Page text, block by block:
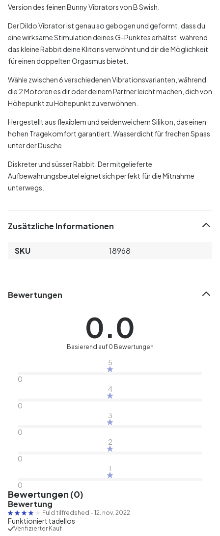
Version des feinen Bunny Vibrators von B Swish.
Der Dildo Vibrator ist genau so gebogen und geformt, dass du
eine wirksame Stimulation deines G-Punktes erhältst, während
das kleine Rabbit deine Klitoris verwöhnt und dir die Möglichkeit
für einen doppelten Orgasmus bietet.
Wähle zwischen 6 verschiedenen Vibrationsvarianten, während
die 2 Motoren es dir oder deinem Partner leicht machen, dich von
Höhepunkt zu Höhepunkt zu verwöhnen.
Hergestellt aus flexiblem und seidenweichem Silikon, das einen
hohen Tragekomfort garantiert. Wasserdicht für frechen Spass
unter der Dusche.
Diskreter und süsser Rabbit. Der mitgelieferte
Aufbewahrungsbeutel eignet sich perfekt für die Mitnahme
unterwegs.
Zusätzliche Informationen
SKU 18968
Bewertungen
0.0
Basierend auf 0 Bewertungen
5
0
4
0
3
0
2
0
1
0
Bewertungen (0)
Bewertung
Fuld tilfredshed - 12. nov. 2022
Funktioniert tadellos
Verifizierter Kauf